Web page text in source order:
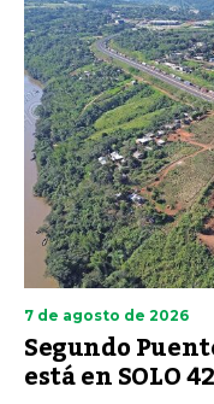
7 de agosto de 2026
Segundo
está en SOLO